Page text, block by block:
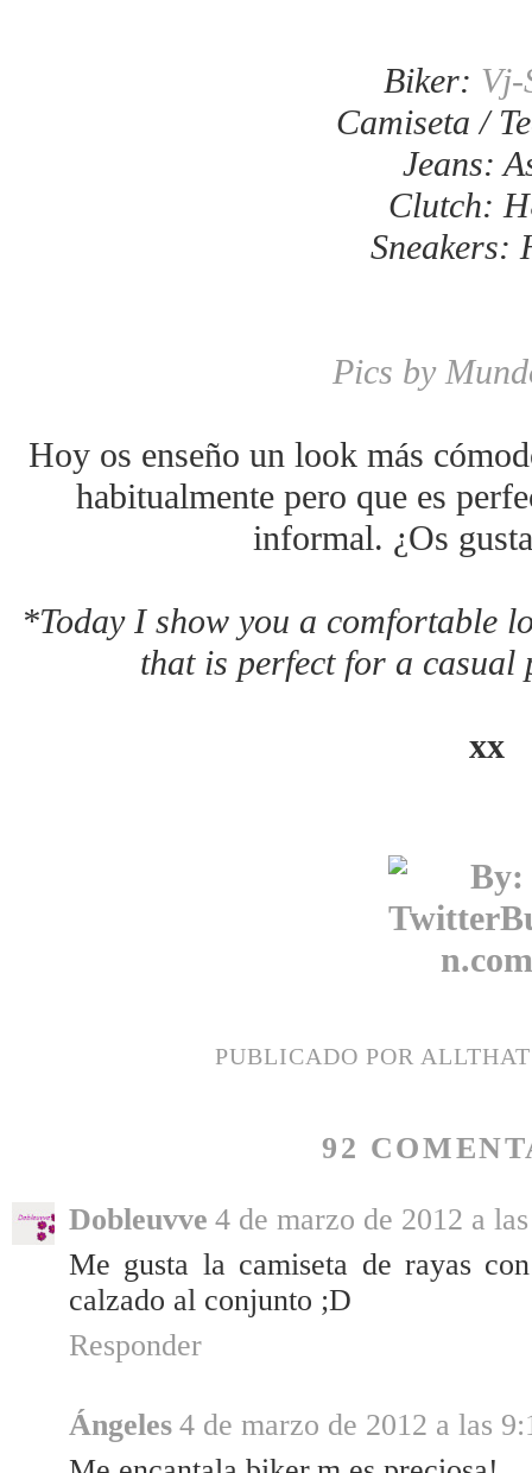
Biker: Vj-
Camiseta /
Jeans:
Clutch:
Sneakers:
Pics by
Hoy os enseño un look más
habitualmente pero que es
informal. ¿Os
*Today I show you a comfortable
that is perfect for a casual
xx
PUBLICADO POR
92
Dobleuvve 4 de marzo de 2012 a
Me gusta la camiseta de rayas
calzado al conjunto ;D
Responder
Ángeles 4 de marzo de 2012 a las